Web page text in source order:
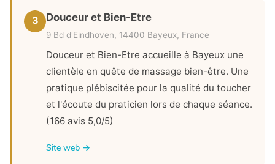
3 Douceur et Bien-Etre
9 Bd d'Eindhoven, 14400 Bayeux, France
Douceur et Bien-Etre accueille à Bayeux une
clientèle en quête de massage bien-être. Une
pratique plébiscitée pour la qualité du toucher
et l'écoute du praticien lors de chaque séance.
(166 avis 5,0/5)
Site web →